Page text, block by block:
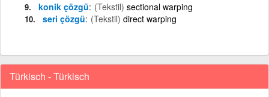
konik çözgü (Tekstil) sectional warping
seri çözgü (Tekstil) direct warping
Türkisch - Türkisch